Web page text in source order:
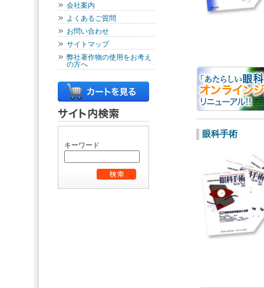
会社案内
よくあるご質問
お問い合わせ
サイトマップ
弊社著作物の使用をお考え
の方へ
キーワード
眼科手術